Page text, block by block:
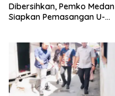
Dibersihkan, Pemko Medan
Siapkan Pemasangan U-